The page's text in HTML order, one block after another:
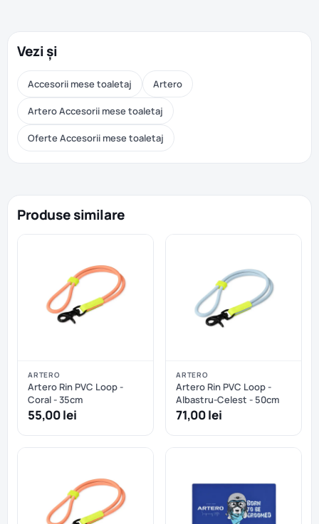
Vezi și
Accesorii mese toaletaj Artero
Artero Accesorii mese toaletaj
Oferte Accesorii mese toaletaj
Produse similare
ARTERO
Artero Rin PVC Loop -
Coral - 35cm
55,00 lei
ARTERO
Artero Rin PVC Loop -
Albastru-Celest - 50cm
71,00 lei